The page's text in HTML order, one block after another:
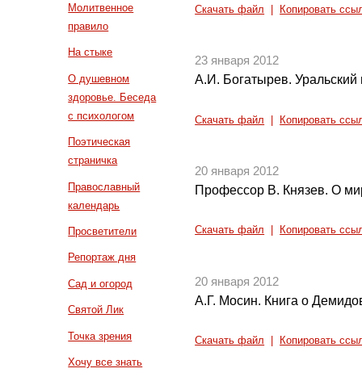
Молитвенное
правило
На стыке
О душевном
здоровье. Беседа
с психологом
Поэтическая
страничка
Православный
календарь
Просветители
Репортаж дня
Сад и огород
Святой Лик
Точка зрения
Хочу все знать
Скачать файл Копировать
23 января 2012
А.И. Богатырев.
Скачать файл Копировать
20 января 2012
Профессор В. Князев. О
Скачать файл Копировать
20 января 2012
А.Г. Мосин. Книга о
Скачать файл Копировать